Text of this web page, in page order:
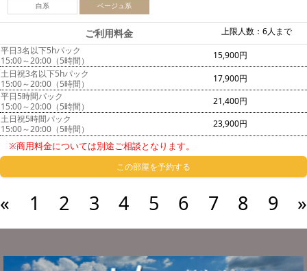
白系 ベージュ系
上限人数：6人まで
ご利用料金
平日3名以下5hパック
15:00～20:00（5時間）
15,900円
土日祝3名以下5hパック
15:00～20:00（5時間）
17,900円
平日5時間パック
15:00～20:00（5時間）
21,400円
土日祝5時間パック
15:00～20:00（5時間）
23,900円
※商用料金については別途ご相談となります。
この部屋を予約する
« 1 2 3 4 5 6 7 8 9 »